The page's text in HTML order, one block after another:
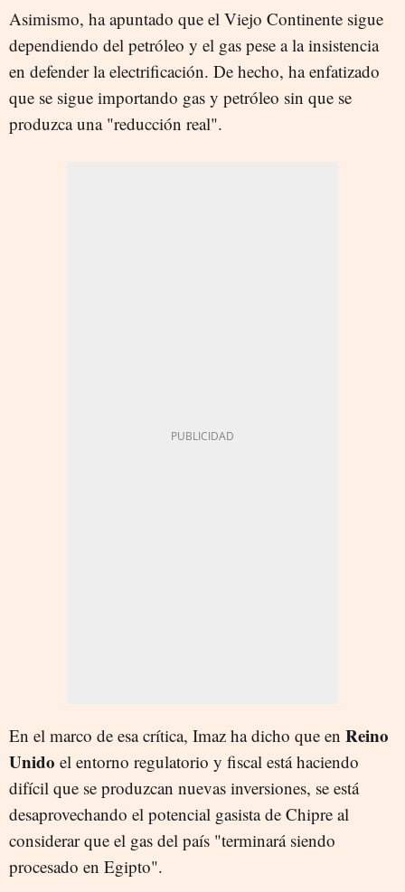
Asimismo, ha apuntado que el Viejo Continente sigue
dependiendo del petróleo y el gas pese a la insistencia
en defender la electrificación. De hecho, ha enfatizado
que se sigue importando gas y petróleo sin que se
produzca una "reducción real".
En el marco de esa crítica, Imaz ha dicho que en Reino
Unido el entorno regulatorio y fiscal está haciendo
difícil que se produzcan nuevas inversiones, se está
desaprovechando el potencial gasista de Chipre al
considerar que el gas del país "terminará siendo
procesado en Egipto".